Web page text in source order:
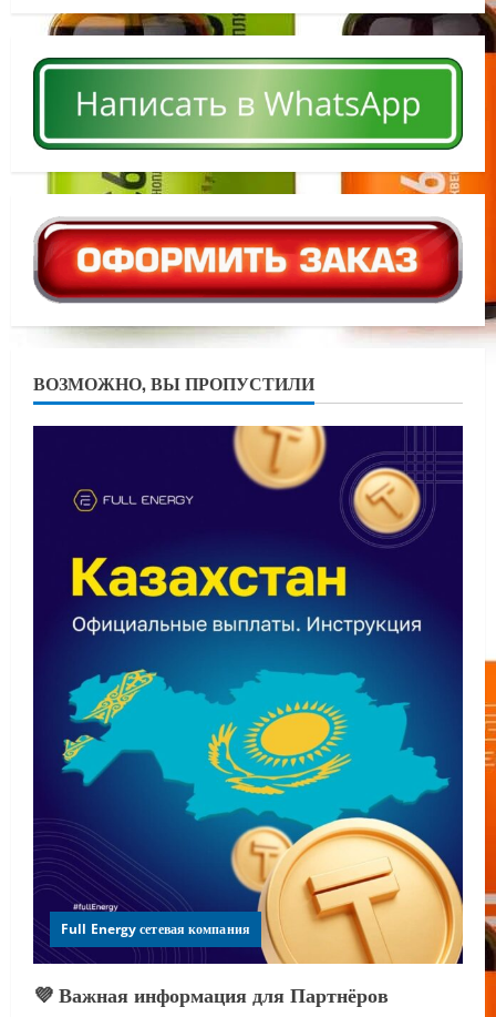
ВОЗМОЖНО, ВЫ ПРОПУСТИЛИ
Full Energy сетевая компания
💜 Важная информация для Партнёров